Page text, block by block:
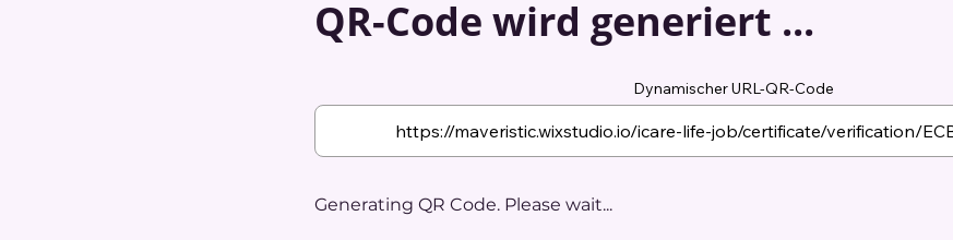
QR-Code wird generiert ...
Dynamischer URL-QR-Code
Generating QR Code. Please wait...